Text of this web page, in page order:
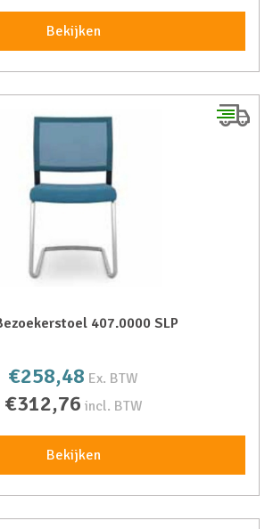
Bekijken
407.0000 SLP
€258,48 Ex. BTW
€312,76 incl. BTW
Bekijken